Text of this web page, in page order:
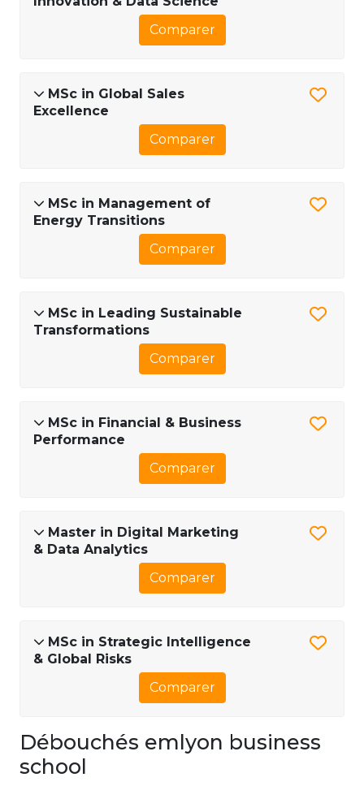
Comparer
MSc in Global Sales
Excellence
Comparer
MSc in Management of
Energy Transitions
Comparer
MSc in Leading Sustainable
Transformations
Comparer
MSc in Financial & Business
Performance
Comparer
Master in Digital Marketing
& Data Analytics
Comparer
MSc in Strategic Intelligence
& Global Risks
Comparer
Débouchés emlyon business
school